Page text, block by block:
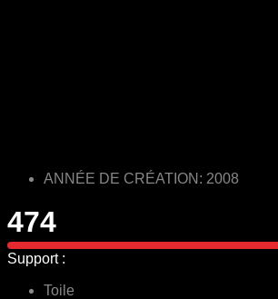
ANNÉE DE CRÉATION: 2008
474
Support :
Toile